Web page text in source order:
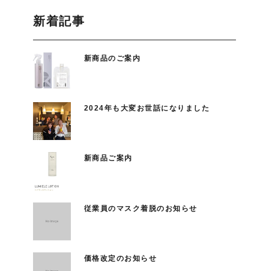
新着記事
新商品のご案内
2024年も大変お世話になりました
新商品ご案内
従業員のマスク着脱のお知らせ
価格改定のお知らせ